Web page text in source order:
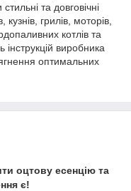
та довговічні
грилів, моторів,
котлів та
виробника
оптимальних
оцтову есенцію та
є!